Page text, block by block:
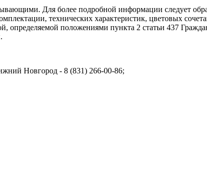
Для более подробной информации следует
технических характеристик, цветовых
положениями пункта 2 статьи 437
Новгород - 8 (831) 266-00-86;